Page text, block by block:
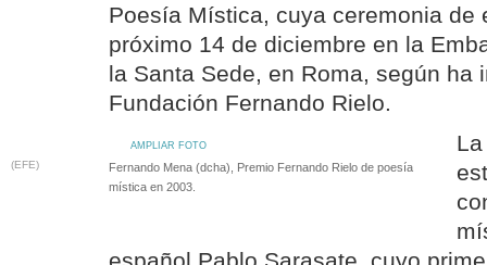
Poesía Mística, cuya ceremonia de
próximo 14 de diciembre en la
la Santa Sede, en Roma, según ha
Fundación Fernando Rielo.
AMPLIAR FOTO
(EFE)
Fernando Mena (dcha), Premio Fernando Rielo de poesía
mística en 2003.